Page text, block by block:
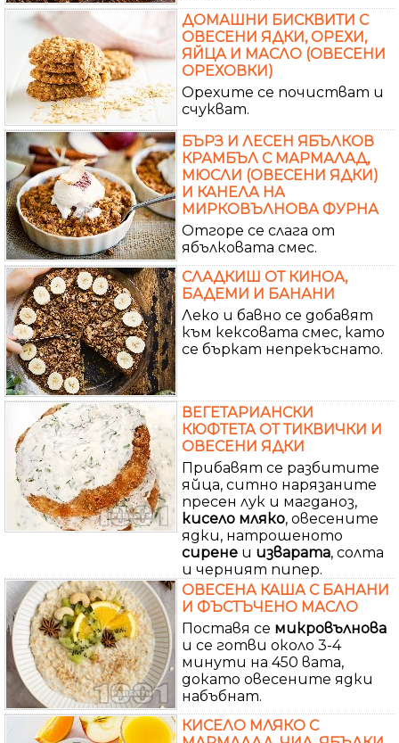
ДОМАШНИ БИСКВИТИ С
ОВЕСЕНИ ЯДКИ, ОРЕХИ,
ЯЙЦА И МАСЛО (ОВЕСЕНИ
ОРЕХОВКИ)
Орехите се почистват и
счукват.
БЪРЗ И ЛЕСЕН ЯБЪЛКОВ
КРАМБЪЛ С МАРМАЛАД,
МЮСЛИ (ОВЕСЕНИ ЯДКИ)
И КАНЕЛА НА
МИРКОВЪЛНОВА ФУРНА
Отгоре се слага от
ябълковата смес.
СЛАДКИШ ОТ КИНОА,
БАДЕМИ И БАНАНИ
Леко и бавно се добавят
към кексовата смес, като
се бъркат непрекъснато.
ВЕГЕТАРИАНСКИ
КЮФТЕТА ОТ ТИКВИЧКИ И
ОВЕСЕНИ ЯДКИ
Прибавят се разбитите
яйца, ситно нарязаните
пресен лук и магданоз,
кисело мляко, овесените
ядки, натрошеното
сирене и изварата, солта
и черният пипер.
ОВЕСЕНА КАША С БАНАНИ
И ФЪСТЪЧЕНО МАСЛО
Поставя се микровълнова
и се готви около 3-4
минути на 450 вата,
докато овесените ядки
набъбнат.
КИСЕЛО МЛЯКО С